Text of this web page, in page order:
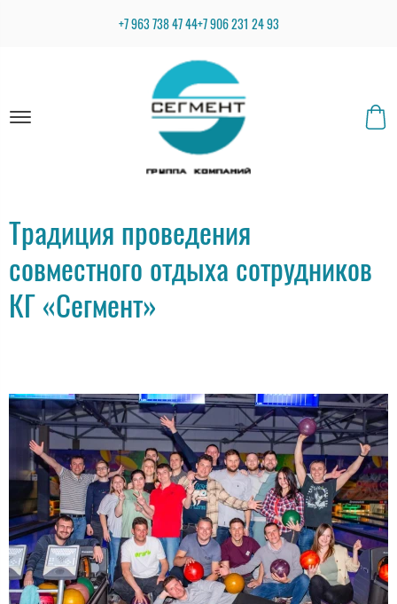
+7 963 738 47 44+7 906 231 24 93
Традиция проведения
совместного отдыха сотрудников
КГ «Сегмент»